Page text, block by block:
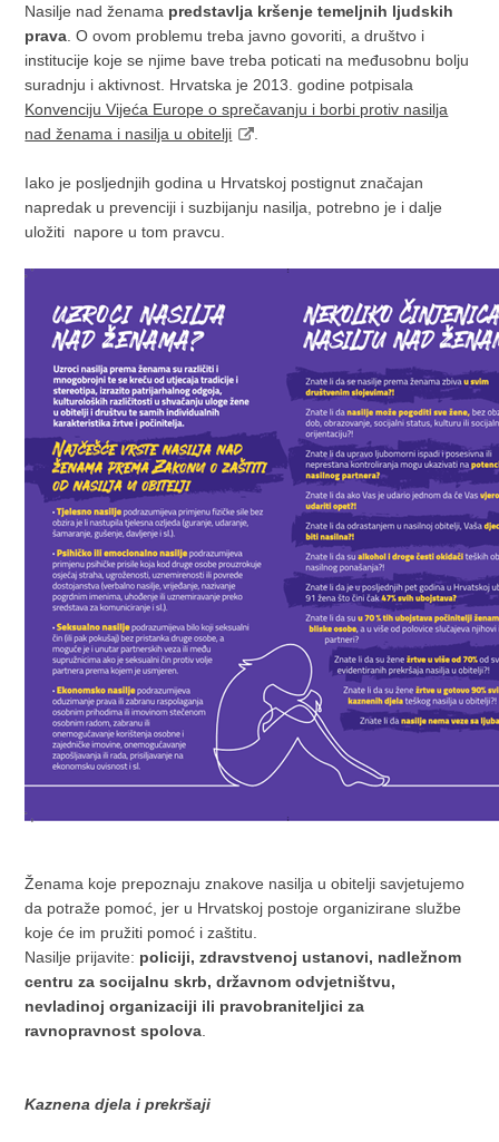
Nasilje nad ženama predstavlja kršenje temeljnih ljudskih
prava . O ovom problemu treba javno govoriti, a društvo i
institucije koje se njime bave treba poticati na međusobnu bolju
suradnju i aktivnost. Hrvatska je 2013. godine potpisala
Konvenciju Vijeća Europe o sprečavanju i borbi protiv nasilja
nad ženama i nasilja u obitelji
Iako je posljednjih godina u Hrvatskoj postignut značajan
napredak u prevenciji i suzbijanju nasilja, potrebno je i dalje
uložiti napore u tom pravcu.
Ženama koje prepoznaju znakove nasilja u obitelji savjetujemo
da potraže pomoć, jer u Hrvatskoj postoje organizirane službe
koje će im pružiti pomoć i zaštitu.
Nasilje prijavite: policiji, zdravstvenoj ustanovi, nadležnom
centru za socijalnu skrb, državnom odvjetništvu,
nevladinoj organizaciji ili pravobraniteljici za
ravnopravnost spolova
Kaznena djela i prekršaji